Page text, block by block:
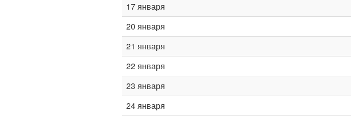
17 января
20 января
21 января
22 января
23 января
24 января